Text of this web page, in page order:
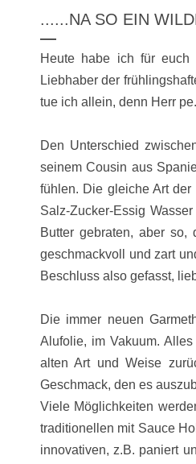
......NA SO EIN
Heute habe ich für
Liebhaber der
tue ich allein, denn Herr
Den Unterschied
seinem Cousin aus
fühlen. Die gleiche Art
Salz-Zucker-Essig
Butter gebraten, aber
geschmackvoll und zart
Beschluss also gefasst,
Die immer neuen
Alufolie, im Vakuum.
alten Art und Weise
Geschmack, den es
Viele Möglichkeiten
traditionellen mit Sauce
innovativen, z.B. paniert